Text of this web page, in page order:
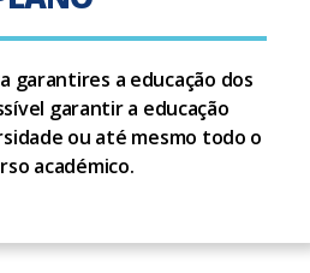
garantires a educação dos
garantir a educação
ou até mesmo todo o
académico.